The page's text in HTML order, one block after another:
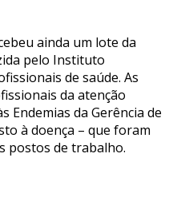
ainda um lote da
pelo Instituto
de saúde. As
da atenção
Endemias da Gerência de
à doença – que foram
postos de trabalho.